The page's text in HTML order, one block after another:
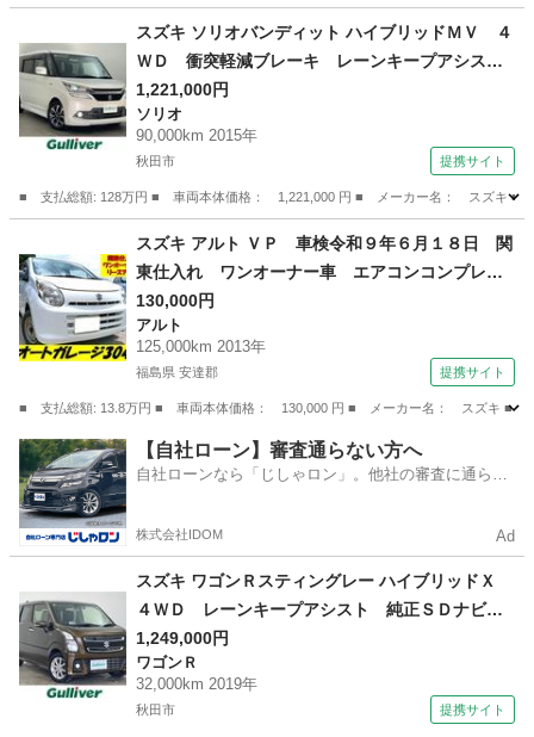
スズキ
スズキ ソリオバンディット ハイブリッドＭＶ ４
ＷＤ 衝突軽減ブレーキ レーンキープアシス
ト 社外ＳＤナビ 両側パワースライドドア ク
ルーズコントロール ＬＥＤヘッドライト シー
トヒーター 純正１３インチアルミホイール ス
1,221,000円
ソリオ
90,000km 2015年
秋田市 提携サイト
■ 支払総額: 128万円 ■ 車両本体価格： 1,221,000 円 ■ メーカー名： スズキ ■
ソリオ
スズキ アルト ＶＰ 車検令和９年６月１８日 関
東仕入れ ワンオーナー車 エアコンコンプレッ
サー新品交換済み 法人リースアップ車 点検整
備記録簿 禁煙車 純正ＡＭ／ＦＭラジオ ４ナ
ンバー パワステ レベライザー 貨物登録
130,000円
アルト
125,000km 2013年
福島県 安達郡 提携サイト
■ 支払総額: 13.8万円 ■ 車両本体価格： 130,000 円 ■ メーカー名： スズキ ■
福島 安達郡 アルト
【自社ローン】審査通らない方へ
自社ローンなら「じしゃロン」。他社の審査に通らな
株式会社IDOM Ad
スズキ ワゴンＲスティングレー ハイブリッドＸ
４ＷＤ レーンキープアシスト 純正ＳＤナビ
両側パワースライドドア レーダークルーズコン
トロール ＬＥＤオートライト シートヒータ
ー 純正１５インチアルミホイール ステアリン
1,249,000円
ワゴンＲ
32,000km 2019年
秋田市 提携サイト